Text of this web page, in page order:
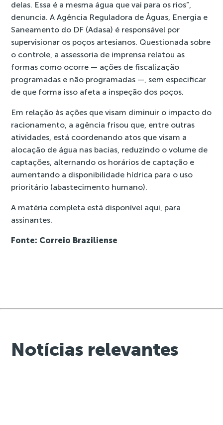
delas. Essa é a mesma água que vai para os rios”,
denuncia. A Agência Reguladora de Águas, Energia e
Saneamento do DF (Adasa) é responsável por
supervisionar os poços artesianos. Questionada sobre
o controle, a assessoria de imprensa relatou as
formas como ocorre — ações de fiscalização
programadas e não programadas —, sem especificar
de que forma isso afeta a inspeção dos poços.
Em relação às ações que visam diminuir o impacto do
racionamento, a agência frisou que, entre outras
atividades, está coordenando atos que visam a
alocação de água nas bacias, reduzindo o volume de
captações, alternando os horários de captação e
aumentando a disponibilidade hídrica para o uso
prioritário (abastecimento humano).
A matéria completa está disponível aqui, para
assinantes.
Fonte: Correio Braziliense
Notícias relevantes